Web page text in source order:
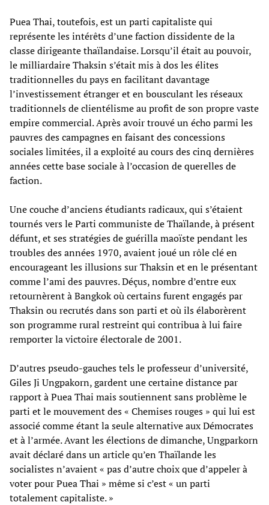
Puea Thai, toutefois, est un parti capitaliste qui
représente les intérêts d’une faction dissidente de la
classe dirigeante thaïlandaise. Lorsqu’il était au pouvoir,
le milliardaire Thaksin s’était mis à dos les élites
traditionnelles du pays en facilitant davantage
l’investissement étranger et en bousculant les réseaux
traditionnels de clientélisme au profit de son propre vaste
empire commercial. Après avoir trouvé un écho parmi les
pauvres des campagnes en faisant des concessions
sociales limitées, il a exploité au cours des cinq dernières
années cette base sociale à l’occasion de querelles de
faction.
Une couche d’anciens étudiants radicaux, qui s’étaient
tournés vers le Parti communiste de Thaïlande, à présent
défunt, et ses stratégies de guérilla maoïste pendant les
troubles des années 1970, avaient joué un rôle clé en
encourageant les illusions sur Thaksin et en le présentant
comme l’ami des pauvres. Déçus, nombre d’entre eux
retournèrent à Bangkok où certains furent engagés par
Thaksin ou recrutés dans son parti et où ils élaborèrent
son programme rural restreint qui contribua à lui faire
remporter la victoire électorale de 2001.
D’autres pseudo-gauches tels le professeur d’université,
Giles Ji Ungpakorn, gardent une certaine distance par
rapport à Puea Thai mais soutiennent sans problème le
parti et le mouvement des « Chemises rouges » qui lui est
associé comme étant la seule alternative aux Démocrates
et à l’armée. Avant les élections de dimanche, Ungparkorn
avait déclaré dans un article qu’en Thaïlande les
socialistes n’avaient « pas d’autre choix que d’appeler à
voter pour Puea Thai » même si c’est « un parti
totalement capitaliste. »